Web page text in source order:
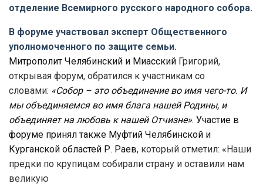
отделение Всемирного русского народного собора.
В форуме участвовал эксперт Общественного
уполномоченного по защите семьи.
Митрополит Челябинский и Миасский Григорий,
открывая форум, обратился к участникам со
словами: «Собор – это объединение во имя чего-то. И
мы объединяемся во имя блага нашей Родины, и
объединяет на любовь к нашей Отчизне». Участие в
форуме принял также Муфтий Челябинской и
Курганской областей Р. Раев, который отметил: «Наши
предки по крупицам собирали страну и оставили нам
великую